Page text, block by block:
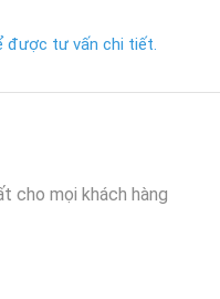
được tư vấn chi tiết.
cho mọi khách hàng